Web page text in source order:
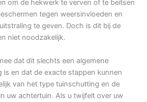
om de hekwerk te verven of te beitsen
tegen weersinvloeden en
te geven. Doch is dit bij de
niet noodzakelijk.
dat dit slechts een algemene
is en dat de exacte stappen kunnen
van het type tuinschutting en de
uw achtertuin. Als u twijfelt over uw